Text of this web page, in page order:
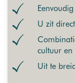
U zit
cultuur en
Uit te